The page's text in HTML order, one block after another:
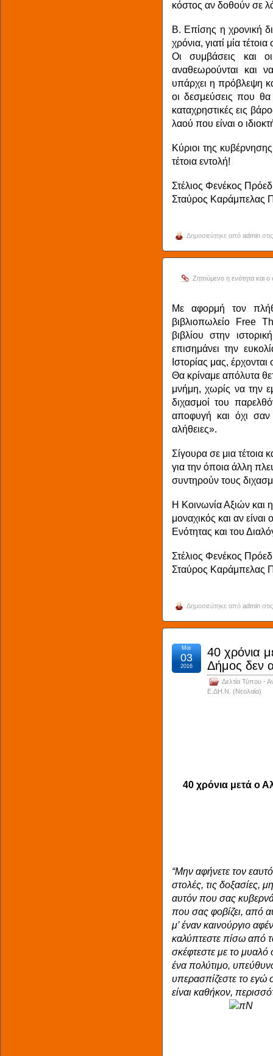
κόστος αν δοθούν σε
Β. Επίσης η χρονική
χρόνια, γιατί μία
Οι συμβάσεις και
αναθεωρούνται και
υπάρχει η πρόβλεψη
οι δεσμεύσεις που
καταχρηστικές εις
λαού που είναι ο
Κύριοι της
τέτοια εντολή!
Στέλιος Φενέκος
Σταύρος Καράμπελας
Δημοσιεύτηκε από admin
Zητούμενο η ενότητα και
Με αφορμή τον
βιβλιοπωλείο Free
βιβλίου στην
επισημάνει την
Ιστορίας μας,
Θα κρίναμε απόλυτα
μνήμη, χωρίς να την
διχασμοί του
αποφυγή και όχι σαν
αλήθειες».
Σίγουρα σε μια τέτοια
για την όποια άλλη
συντηρούν τους
Η Κοινωνία Αξιών
μοναχικός και αν
Ενότητας και του
Στέλιος Φενέκος
Σταύρος Καράμπελας
Δημοσιεύτηκε από admin
40 χρόνια
Δήμος δεν
Δελτία Τύπου -
Ε.ΔΗ.Ν. (Νεολαία)
Μάι
03
2016
40 χρόνια μετά ο
“Μην αφήνετε τον
στολές, τις δοξασίες,
αυτόν που σας
που σας φοβίζει, από
μ’ έναν καινούργιο
καλύπτεστε πίσω από
σκέφτεστε με το μυαλό
ένα πολύτιμο,
υπερασπίζεστε το εγώ
είναι καθήκον,